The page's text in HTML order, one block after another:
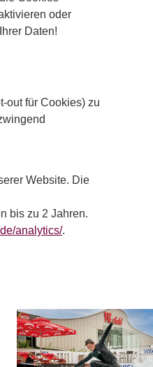
oder
Daten!
out für Cookies) zu
Website. Die
bis zu 2 Jahren.
analytics/.